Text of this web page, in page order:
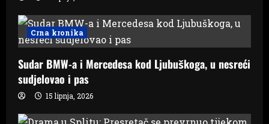
t
i
o
n
Crna kronika
Sudar BMW-a i Mercedesa kod Ljubuškoga, u nesreći
sudjelovao i pas
15 lipnja, 2026